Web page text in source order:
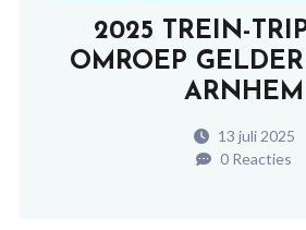
2025 TREIN-
OMROEP
ARNHEM
13 juli 2025
0 Reacties